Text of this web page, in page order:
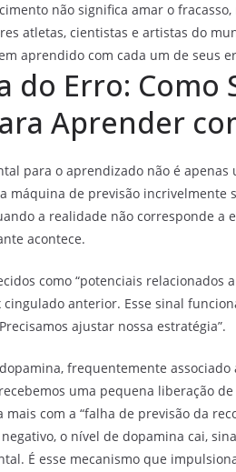
não significa amar o
atletas, cientistas e artistas do
aprendido com cada um de seus
do Erro: Como
Aprender
para o aprendizado não é
máquina de previsão incrivelmente
a realidade não corresponde a
acontece.
como “potenciais relacionados
anterior. Esse sinal
ajustar nossa estratégia”.
frequentemente
uma pequena liberação
com a “falha de previsão da
o nível de dopamina cai,
É esse mecanismo que